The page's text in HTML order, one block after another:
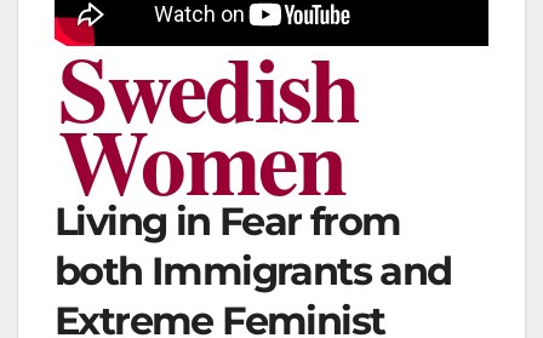
Swedish
Women
Living in Fear from
both Immigrants and
Extreme Feminist